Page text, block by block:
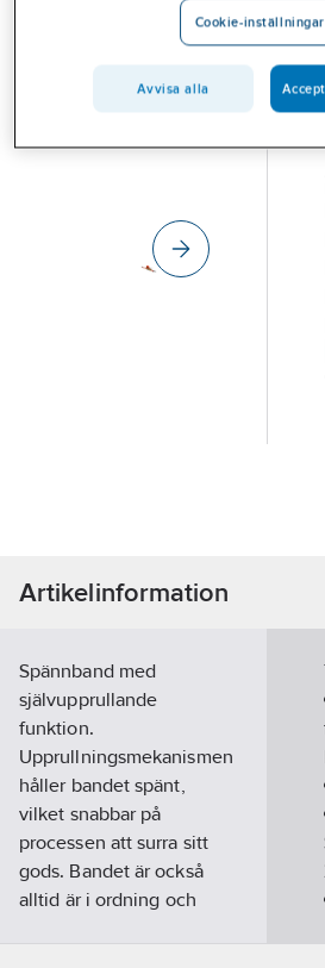
Artikelinformation
Spännband med
självupprullande
funktion.
Upprullningsmekanismen
håller bandet spänt,
vilket snabbar på
processen att surra sitt
gods. Bandet är också
alltid är i ordning och
Cookie-inställningar
Avvisa alla